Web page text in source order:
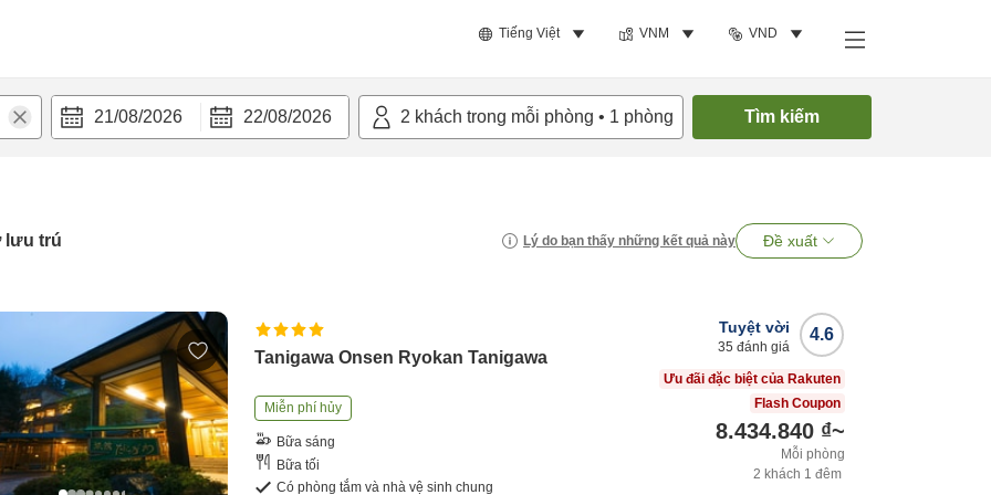
Tiếng Việt VNM VND
21/08/2026 22/08/2026 2 khách trong mỗi phòng • 1 phòng Tìm kiếm
lưu trú Lý do bạn thấy những kết quả này Đề xuất
Tanigawa Onsen Ryokan Tanigawa
Miễn phí hủy
Bữa sáng
Bữa tối
Có phòng tắm và nhà vệ sinh chung
4.6
Tuyệt vời
35 đánh giá
Ưu đãi đặc biệt của Rakuten
Flash Coupon
8.434.840 ₫~
Mỗi phòng
2 khách 1 đêm